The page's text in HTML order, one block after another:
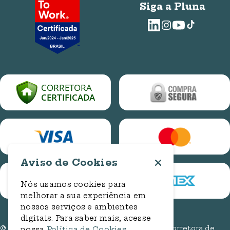
Central de Ajuda
Cotação Online Auto
Cotação Online Residencial
WhatsApp: (61) 3314-1286
relacionamento@plunaseguros.com.br
ouvidoria@bancorbras.com.br
ouvidoria.assedio@bancorbras.com.br
Consulta de Manifestação
© 2026. Todos os direitos reservados. Pluna Corretora de
Siga a Pluna
Requisição de Privacidade
Trabalhe conosco
Aviso de Cookies
Nós usamos cookies para
melhorar a sua experiência em
nossos serviços e ambientes
digitais. Para saber mais, acesse